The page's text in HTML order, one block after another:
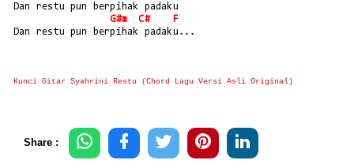
Dan restu pun berpihak padaku
G#m
C#
F
Dan restu pun berpihak padaku...
Kunci Gitar Syahrini Restu (Chord Lagu Versi Asli Original)
Share :